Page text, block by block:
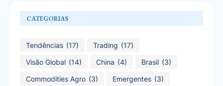
CATEGORIAS
Tendências (17) Trading (17)
Visão Global (14) China (4) Brasil (3)
Commodities Agro (3) Emergentes (3)